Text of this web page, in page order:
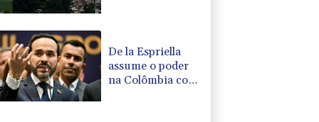
De la Espriella
assume o poder
na Colômbia com